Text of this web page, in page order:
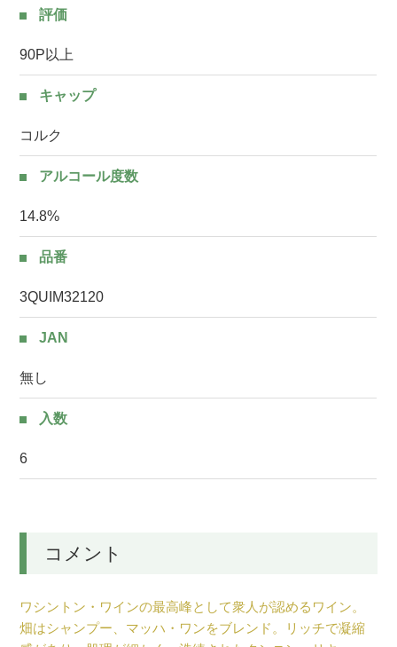
評価
90P以上
キャップ
コルク
アルコール度数
14.8%
品番
3QUIM32120
JAN
無し
入数
6
コメント
ワシントン・ワインの最高峰として衆人が認めるワイン。
畑はシャンプー、マッハ・ワンをブレンド。リッチで凝縮